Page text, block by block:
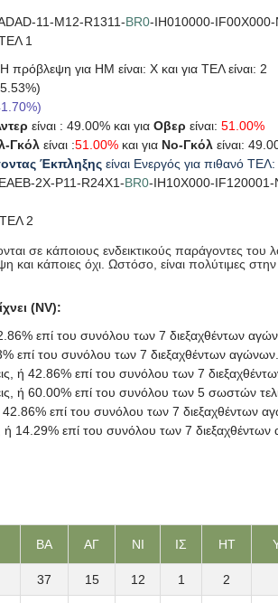
11-M12-R1311-BR0-IH010000-
1
πρόβλεψη για HΜ είναι: X και για ΤΕΛ είναι: 2
είναι : 49.00% και για Οβερ είναι: 51.00%
Γκόλ είναι :51.00% και για Νο-Γκόλ είναι:
Έκπληξης είναι Ενεργός για πιθανό ΤΕΛ:
2X-P11-R24X1-BR0-IH10X000-
2
σε κάποιους ενδεικτικούς παράγοντες του
και κάποιες όχι. Ωστόσο, είναι πολύτιμες
(NV):
επί του συνόλου των 7 διεξαχθέντων
επί του συνόλου των 7 διεξαχθέντων αγώνων.
ή 42.86% επί του συνόλου των 7
ή 60.00% επί του συνόλου των 5 σωστών
επί του συνόλου των 7 διεξαχθέντων
14.29% επί του συνόλου των 7 διεξαχθέντων
ΒΑ ΑΓ ΝΙ ΙΣ ΗΤ
37 15 12 1 2